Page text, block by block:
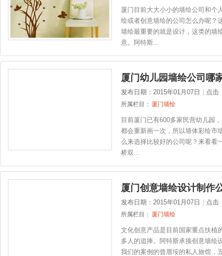
厦门目前大大小小的墙绘公司和个
绘或者创意墙绘的公司怎么办呢？
墙绘最重要的就是设计，这类的墙
意。阿特斯...
厦门幼儿园墙绘公司哪
发布日期：2015年01月07日 点击
所属栏目： 厦门墙绘
目前厦门已有600多家民营幼儿园
都会重新画一次，所以墙体彩绘市
么来选择比较好的公司呢？来看看
桥双...
厦门创意墙绘设计制作
发布日期：2015年01月07日 点击
所属栏目： 厦门墙绘
文化创意产品是目前国家重点扶植
多人的追捧。阿特斯承接创意墙绘
我们的案例的曾厝垵的私人旅馆，